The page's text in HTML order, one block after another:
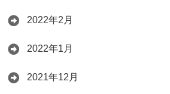
2022年2月
2022年1月
2021年12月